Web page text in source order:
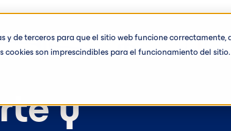
y de terceros para que el sitio web funcione
cookies son imprescindibles para el funcionamiento del
y